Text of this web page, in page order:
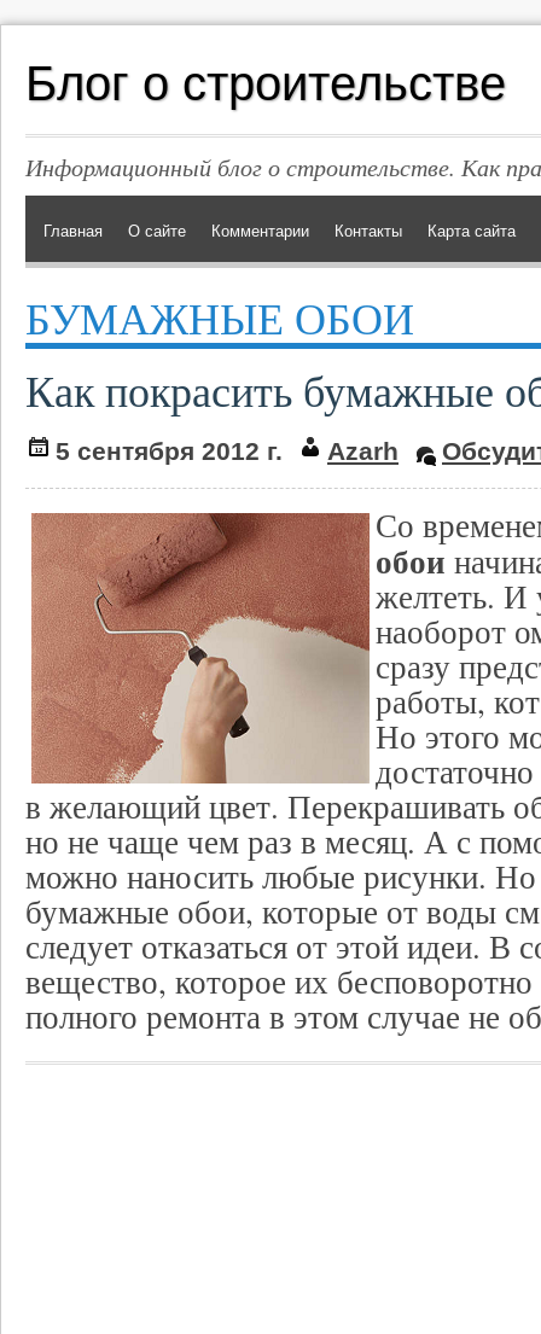
Блог о строительстве
Информационный блог о строительстве. Как
Главная О сайте Комментарии Контакты Карта сайта
БУМАЖНЫЕ ОБОИ
Как покрасить бумажные
5 сентября 2012 г. Azarh
Со
обои
желтеть. И
наоборот
сразу
работы,
Но этого
в желающий цвет. Перекрашивать
но не чаще чем раз в месяц. А с
можно наносить любые рисунки. Но
бумажные обои, которые от воды
следует отказаться от этой идеи. В
вещество, которое их
полного ремонта в этом случае не